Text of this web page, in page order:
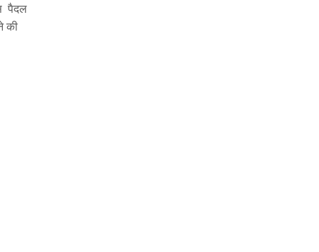
पैदल
की